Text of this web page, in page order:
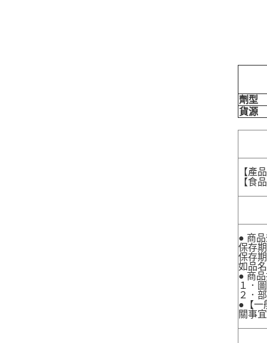
劑型
貨源
【產
【食
● 商
保存
保存
如品
● 商
１．
２．
●【一
關事